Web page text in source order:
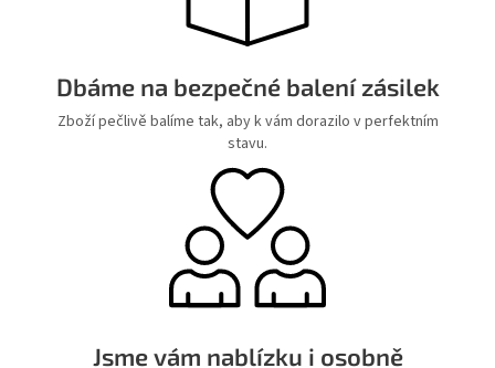
Dbáme na bezpečné balení zásilek
Zboží pečlivě balíme tak, aby k vám dorazilo v perfektním
stavu.
Jsme vám nablízku i osobně